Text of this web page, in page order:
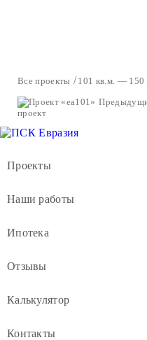
Все проекты
101 кв.м. — 150
проект
Проекты
Наши работы
Ипотека
Отзывы
Калькулятор
Контакты